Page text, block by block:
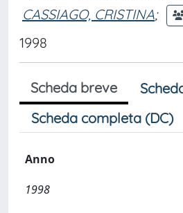
CASSIAGO, CRISTINA;
1998
Scheda breve
Scheda completa (DC)
Anno
1998